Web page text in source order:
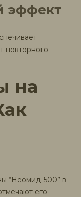
эффект
повторного
на
“Неомид-500” в
его